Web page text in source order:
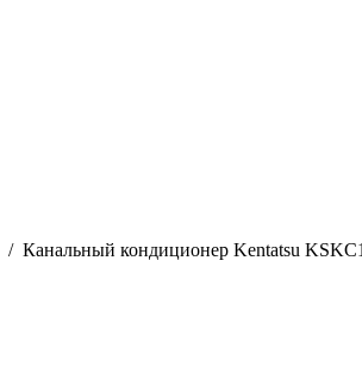
/ Канальный кондиционер Kentatsu